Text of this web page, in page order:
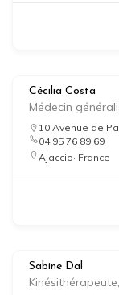
Cécilia Costa
Médecin
10 Avenue de
04 95 76 89 69
Ajaccio France
Sabine Dal